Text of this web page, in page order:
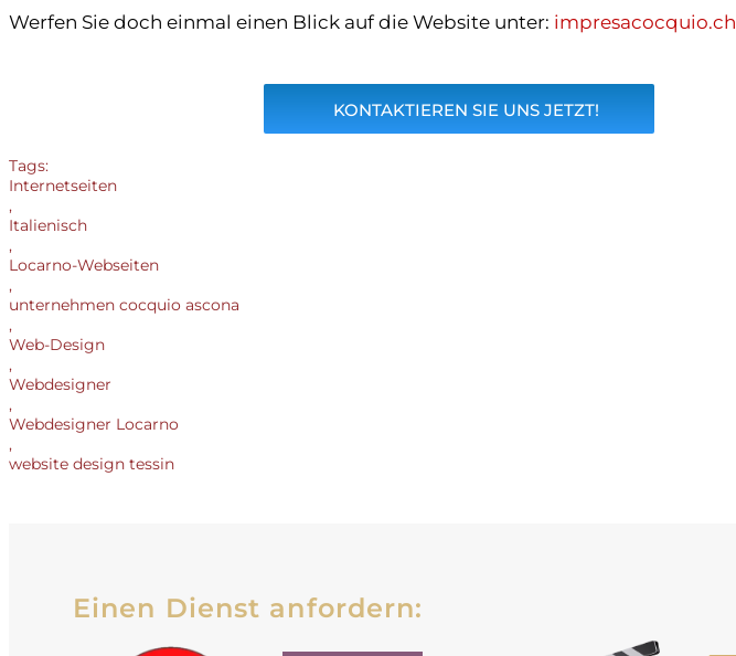
Werfen Sie doch einmal einen Blick auf die Website unter: impresacocquio.ch
KONTAKTIEREN SIE UNS JETZT!
Tags:
Internetseiten
,
Italienisch
,
Locarno-Webseiten
,
unternehmen cocquio ascona
,
Web-Design
,
Webdesigner
,
Webdesigner Locarno
,
website design tessin
Einen Dienst anfordern: